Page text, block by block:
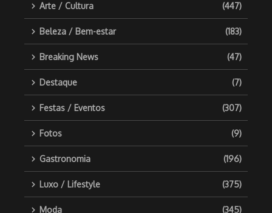
Arte / Cultura (447)
Beleza / Bem-estar (183)
Breaking News (47)
Destaque (7)
Festas / Eventos (307)
Fotos (9)
Gastronomia (196)
Luxo / Lifestyle (375)
Moda (345)